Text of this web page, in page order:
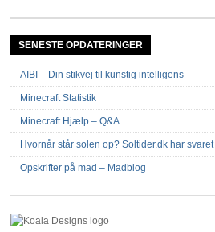
SENESTE OPDATERINGER
AIBI – Din stikvej til kunstig intelligens
Minecraft Statistik
Minecraft Hjælp – Q&A
Hvornår står solen op? Soltider.dk har svaret
Opskrifter på mad – Madblog